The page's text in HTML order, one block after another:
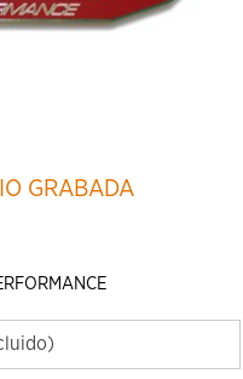
GRABADA